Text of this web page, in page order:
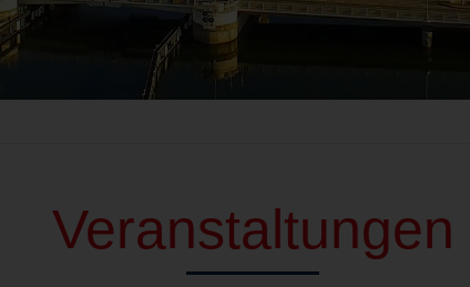
Veranstaltungen